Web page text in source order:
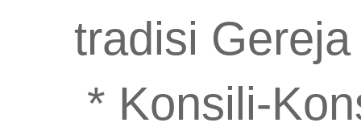
tradisi
* Konsili-